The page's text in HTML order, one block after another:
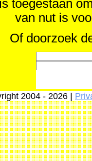
toegestaan
van nut is
Of doorzoek
2004 - 2026 |